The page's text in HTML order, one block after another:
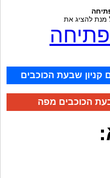
מנת להציג את
שבעת הכוכבים
הכוכבים מפה